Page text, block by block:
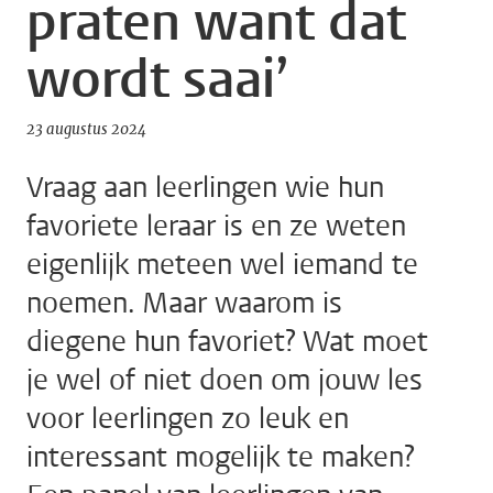
praten want dat
wordt saai’
23 augustus 2024
Vraag aan leerlingen wie hun
favoriete leraar is en ze weten
eigenlijk meteen wel iemand te
noemen. Maar waarom is
diegene hun favoriet? Wat moet
je wel of niet doen om jouw les
voor leerlingen zo leuk en
interessant mogelijk te maken?